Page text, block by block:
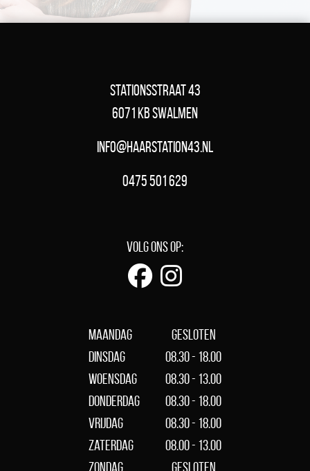
Stationsstraat 43
6071 KB Swalmen
info@haarstation43.nl
0475 501 629
Volg ons op:
Maandag
Dinsdag
Woensdag
Donderdag
Vrijdag
Zaterdag
Zondag
Gesloten
08.30 - 18.00
08.30 - 13.00
08.30 - 18.00
08.30 - 18.00
08.00 - 13.00
Gesloten